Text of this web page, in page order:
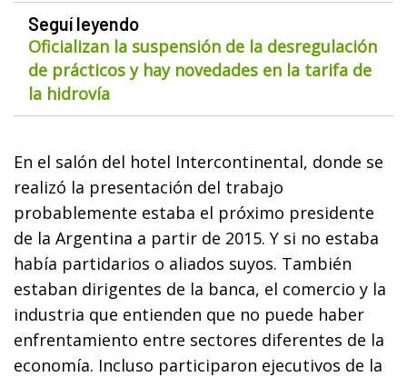
Seguí leyendo
Oficializan la suspensión de la desregulación
de prácticos y hay novedades en la tarifa de
la hidrovía
En el salón del hotel Intercontinental, donde se
realizó la presentación del trabajo
probablemente estaba el próximo presidente
de la Argentina a partir de 2015. Y si no estaba
había partidarios o aliados suyos. También
estaban dirigentes de la banca, el comercio y la
industria que entienden que no puede haber
enfrentamiento entre sectores diferentes de la
economía. Incluso participaron ejecutivos de la